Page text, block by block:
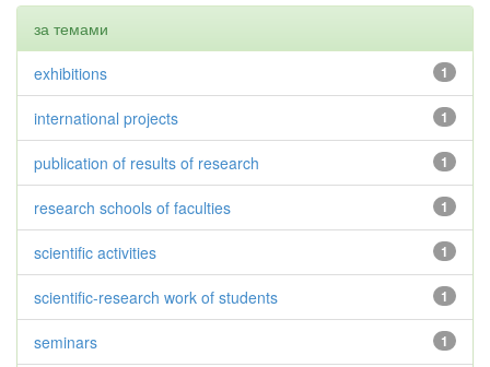
за темами
1
exhibitions
1
international projects
1
publication of results of research
1
research schools of faculties
1
scientific activities
1
scientific-research work of students
1
seminars